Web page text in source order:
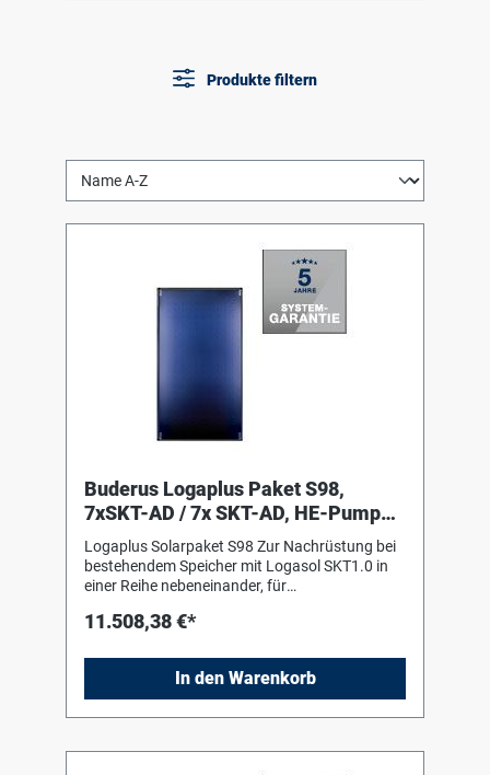
Produkte filtern
Buderus Logaplus Paket S98,
7xSKT-AD / 7x SKT-AD, HE-Pumpe,
17,85m2, W
Logaplus Solarpaket S98 Zur Nachrüstung bei
bestehendem Speicher mit Logasol SKT1.0 in
einer Reihe nebeneinander, für
bestehend aus: 7 Logasol SKT1.0-s mit einem
Doppelmäanderverrohrung
ultraschallverschweisst, ohne sichtbare
Schweißnähte. Fiberglaswanne aus einem
11.508,38 €*
In den Warenkorb